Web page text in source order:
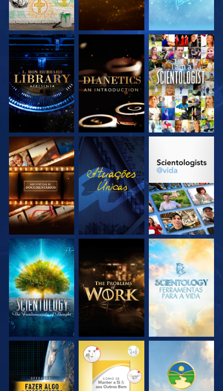
EXPLORE A SÉRIE EXPLORE A SÉRIE VEJA
EXPLORE A SÉRIE VEJA EXPLORE A SÉRIE
EXPLORE A SÉRIE EXPLORE A SÉRIE EXPLORE A SÉRIE
VEJA VEJA VEJA